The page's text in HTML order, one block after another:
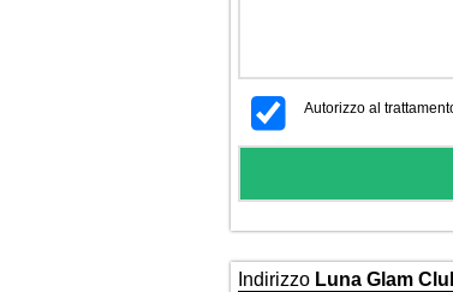
Autorizzo al
Indirizzo Luna Glam